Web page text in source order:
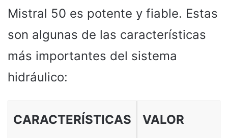
Mistral 50 es potente y fiable. Estas
son algunas de las características
más importantes del sistema
hidráulico:
CARACTERÍSTICAS VALOR